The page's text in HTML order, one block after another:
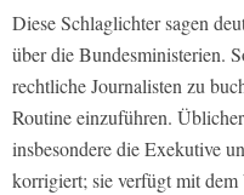
Diese Schlaglichter sagen
über die Bundesministerien.
rechtliche Journalisten zu
Routine einzuführen.
insbesondere die Exekutive
korrigiert; sie verfügt mit